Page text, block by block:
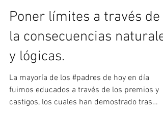
16 mar 2022
4 min de lectura
Poner límites a través de
la consecuencias naturales
y lógicas.
La mayoría de los #padres de hoy en día